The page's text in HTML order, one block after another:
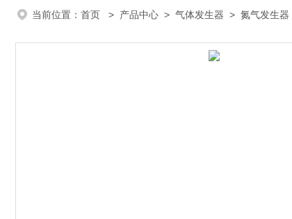
当前位置： 首页 > 产品中心 > 气体发生器 > 氮气发生器